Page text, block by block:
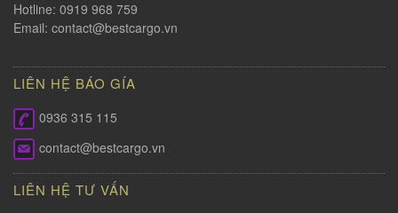
Hotline: 0919 968 759
Email: contact@bestcargo.vn
LIÊN HỆ BÁO GÍA
0936 315 115
contact@bestcargo.vn
LIÊN HỆ TƯ VẤN